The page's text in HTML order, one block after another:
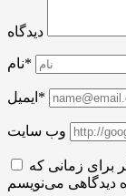
دیدگاه
نام*
ایمیل*
وب سایت
برای زمانی که